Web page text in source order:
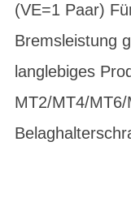
(VE=1 Paar)
Bremsleistung
langlebiges
MT2/MT4/MT6/